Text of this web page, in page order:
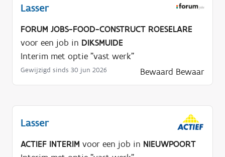
Lasser
FORUM JOBS-FOOD-CONSTRUCT ROESELARE
voor een job in DIKSMUIDE
Interim met optie "vast werk"
Gewijzigd sinds 30 jun 2026 Bewaard Bewaar
Lasser
ACTIEF INTERIM voor een job in NIEUWPOORT